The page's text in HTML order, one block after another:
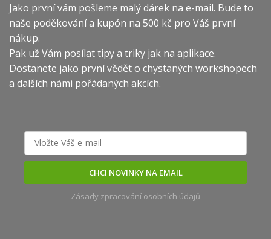
Jako první vám pošleme malý dárek na e-mail. Bude to
naše poděkování a kupón na 500 kč pro Váš první
nákup.
Pak už Vám posílat tipy a triky jak na aplikace.
Dostanete jako první vědět o chystaných workshopech
a dalších námi pořádaných akcích.
CHCI NOVINKY NA EMAIL
Zásady zpracování osobních údajů